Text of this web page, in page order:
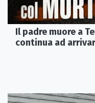
Il padre muore a
continua ad